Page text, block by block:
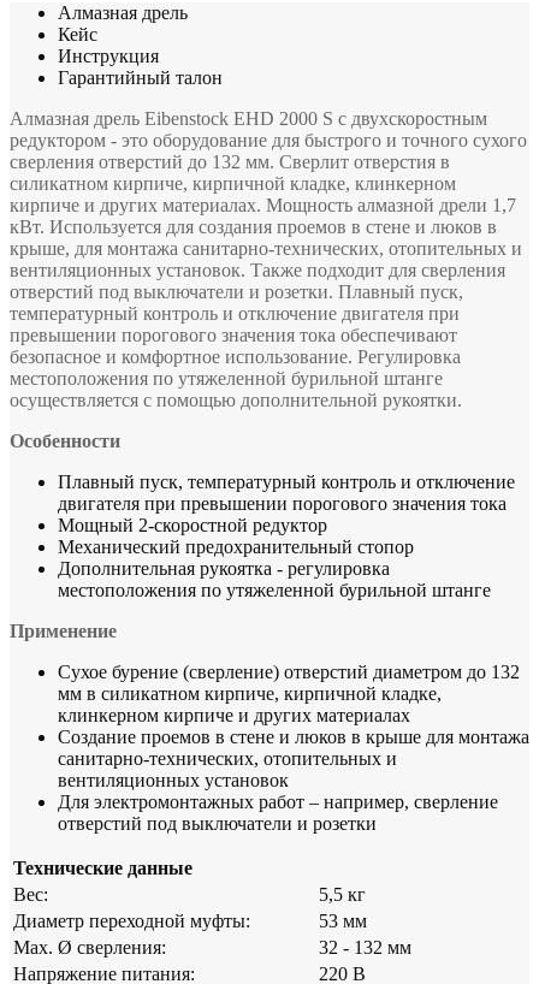
Алмазная дрель
Кейс
Инструкция
Гарантийный талон
Алмазная дрель Eibenstock EHD 2000 S с двухскоростным
редуктором - это оборудование для быстрого и точного сухого
сверления отверстий до 132 мм. Сверлит отверстия в
силикатном кирпиче, кирпичной кладке, клинкерном
кирпиче и других материалах. Мощность алмазной дрели 1,7
кВт. Используется для cоздания проемов в стене и люков в
крыше, для монтажа санитарно-технических, отопительных и
вентиляционных установок. Также подходит для сверления
отверстий под выключатели и розетки. Плавный пуск,
температурный контроль и отключение двигателя при
превышении порогового значения тока обеспечивают
безопасное и комфортное использование. Регулировка
местоположения по утяжеленной бурильной штанге
осуществляется с помощью дополнительной рукоятки.
Особенности
Плавный пуск, температурный контроль и отключение
двигателя при превышении порогового значения тока
Мощный 2-скоростной редуктор
Механический предохранительный стопор
Дополнительная рукоятка - регулировка
местоположения по утяжеленной бурильной штанге
Применение
Сухое бурение (сверление) отверстий диаметром до 132
мм в силикатном кирпиче, кирпичной кладке,
клинкерном кирпиче и других материалах
Создание проемов в стене и люков в крыше для монтажа
санитарно-технических, отопительных и
вентиляционных установок
Для электромонтажных работ – например, сверление
отверстий под выключатели и розетки
Технические данные
Вес:
5,5 кг
Диаметр переходной муфты:
53 мм
Мах. Ø сверления:
32 - 132 мм
Напряжение питания:
220 В